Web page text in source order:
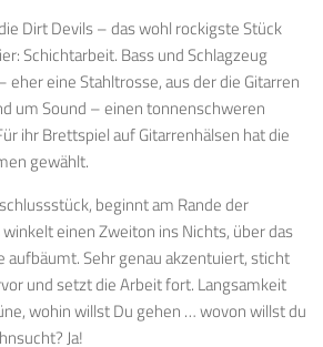
Dirt Devils – das wohl rockigste Stück
Schichtarbeit. Bass und Schlagzeug
eher eine Stahltrosse, aus der die Gitarren
um Sound – einen tonnenschweren
ihr Brettspiel auf Gitarrenhälsen hat die
gewählt.
beginnt am Rande der
einen Zweiton ins Nichts, über das
aufbäumt. Sehr genau akzentuiert, sticht
und setzt die Arbeit fort. Langsamkeit
wohin willst Du gehen … wovon willst du
Ja!